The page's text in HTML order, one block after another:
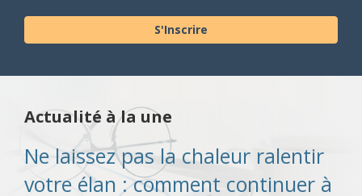
S'Inscrire
Actualité à la une
Ne laissez pas la chaleur ralentir
votre élan : comment continuer à
démence : Activité physique
Réduction du risque de